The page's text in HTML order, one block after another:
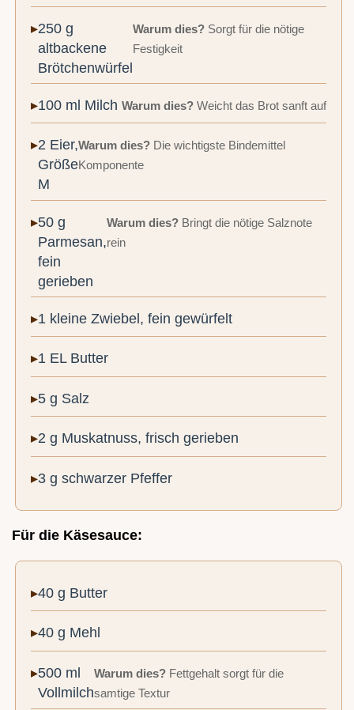
250 g
altbackene
Brötchenwürfel
Warum dies? Sorgt für die nötige
Festigkeit
100 ml Milch Warum dies?Weicht das Brot sanft auf
2 Eier,
Größe
M
Warum dies? Die wichtigste Bindemittel
Komponente
50 g
Parmesan,
fein
gerieben
Warum dies? Bringt die nötige Salznote
rein
1 kleine Zwiebel, fein gewürfelt
1 EL Butter
5 g Salz
2 g Muskatnuss, frisch gerieben
3 g schwarzer Pfeffer
Für die Käsesauce:
40 g Butter
40 g Mehl
500 ml
Vollmilch
Warum dies? Fettgehalt sorgt für die
samtige Textur